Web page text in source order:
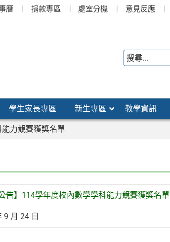
曆 捐款專區 處室分機 意見反應
學生家長專區 新生專區 教學資訊
能力競賽獲獎名單
公告】114學年度校內數學學科能力競賽獲獎名單
9 月 24 日